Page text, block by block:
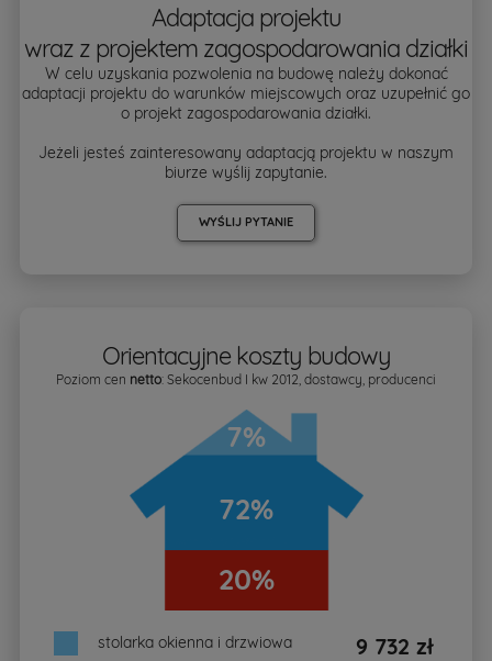
Adaptacja projektu
wraz z projektem zagospodarowania działki
W celu uzyskania pozwolenia na budowę należy dokonać
adaptacji projektu do warunków miejscowych oraz uzupełnić go
o projekt zagospodarowania działki.
Jeżeli jesteś zainteresowany adaptacją projektu w naszym
biurze wyślij zapytanie.
WYŚLIJ PYTANIE
Orientacyjne koszty budowy
Poziom cen netto: Sekocenbud I kw 2012, dostawcy, producenci
7%
72%
20%
stolarka okienna i drzwiowa 9 732 zł